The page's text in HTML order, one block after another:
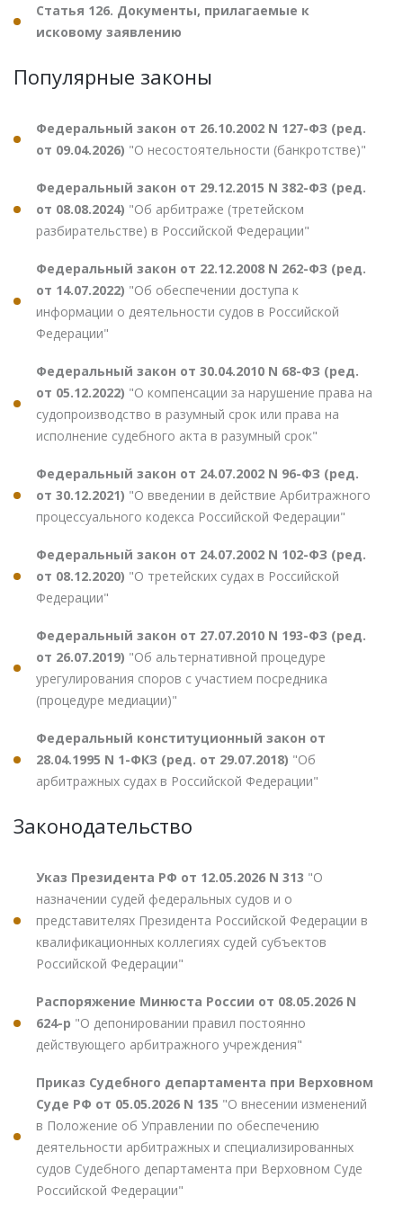
Статья 126. Документы, прилагаемые к
исковому заявлению
Популярные законы
Федеральный закон от 26.10.2002 N 127-ФЗ (ред.
от 09.04.2026) "О несостоятельности (банкротстве)"
Федеральный закон от 29.12.2015 N 382-ФЗ (ред.
от 08.08.2024) "Об арбитраже (третейском
разбирательстве) в Российской Федерации"
Федеральный закон от 22.12.2008 N 262-ФЗ (ред.
от 14.07.2022) "Об обеспечении доступа к
информации о деятельности судов в Российской
Федерации"
Федеральный закон от 30.04.2010 N 68-ФЗ (ред.
от 05.12.2022) "О компенсации за нарушение права на
судопроизводство в разумный срок или права на
исполнение судебного акта в разумный срок"
Федеральный закон от 24.07.2002 N 96-ФЗ (ред.
от 30.12.2021) "О введении в действие Арбитражного
процессуального кодекса Российской Федерации"
Федеральный закон от 24.07.2002 N 102-ФЗ (ред.
от 08.12.2020) "О третейских судах в Российской
Федерации"
Федеральный закон от 27.07.2010 N 193-ФЗ (ред.
от 26.07.2019) "Об альтернативной процедуре
урегулирования споров с участием посредника
(процедуре медиации)"
Федеральный конституционный закон от
28.04.1995 N 1-ФКЗ (ред. от 29.07.2018) "Об
арбитражных судах в Российской Федерации"
Законодательство
Указ Президента РФ от 12.05.2026 N 313 "О
назначении судей федеральных судов и о
представителях Президента Российской Федерации в
квалификационных коллегиях судей субъектов
Российской Федерации"
Распоряжение Минюста России от 08.05.2026 N
624-р "О депонировании правил постоянно
действующего арбитражного учреждения"
Приказ Судебного департамента при Верховном
Суде РФ от 05.05.2026 N 135 "О внесении изменений
в Положение об Управлении по обеспечению
деятельности арбитражных и специализированных
судов Судебного департамента при Верховном Суде
Российской Федерации"